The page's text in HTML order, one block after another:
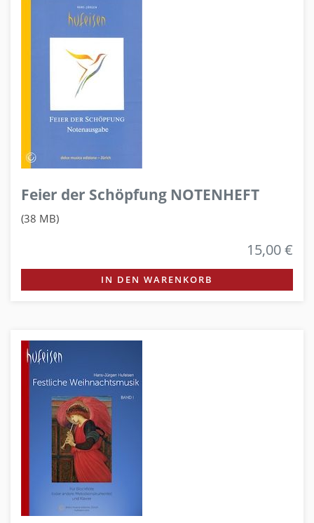
Feier der Schöpfung NOTENHEFT
(38 MB)
15,00 €
IN DEN WARENKORB